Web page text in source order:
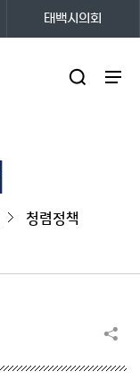
태백시의회
청렴정책